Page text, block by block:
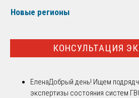
Новые регионы
КОНСУЛЬТАЦИЯ
ЕленаДобрый день! Ищем
экспертизы состояния систем